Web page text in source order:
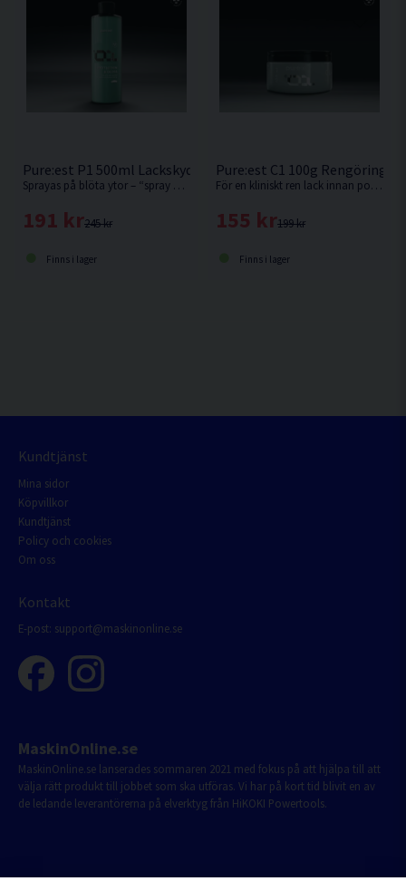
Pure:est P1 500ml Lackskydd Quick Coat
Sprayas på blöta ytor – “spray on – rinse off”
245 kr
191 kr
Finns i lager
Pure:est C1 100g
För en kliniskt ren lack innan polering.
199 kr
155 kr
Finns i lager
Kundtjänst
Mina sidor
Köpvillkor
Kundtjänst
Policy och cookies
Om oss
Kontakt
E-post: support@maskinonline.se
MaskinOnline.se
MaskinOnline.se lanserades sommaren 2021 med fokus på att hjälpa till att
välja rätt produkt till jobbet som ska utföras. Vi har på kort tid blivit en av
de ledande leverantörerna på elverktyg från HiKOKI Powertools.